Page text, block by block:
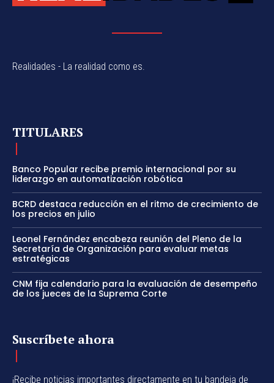
Realidades - La realidad como es.
TITULARES
Banco Popular recibe premio internacional por su
liderazgo en automatización robótica
BCRD destaca reducción en el ritmo de crecimiento de
los precios en julio
Leonel Fernández encabeza reunión del Pleno de la
Secretaría de Organización para evaluar metas
estratégicas
CNM fija calendario para la evaluación de desempeño
de los jueces de la Suprema Corte
Suscríbete ahora
¡Recibe noticias importantes directamente en tu bandeja de